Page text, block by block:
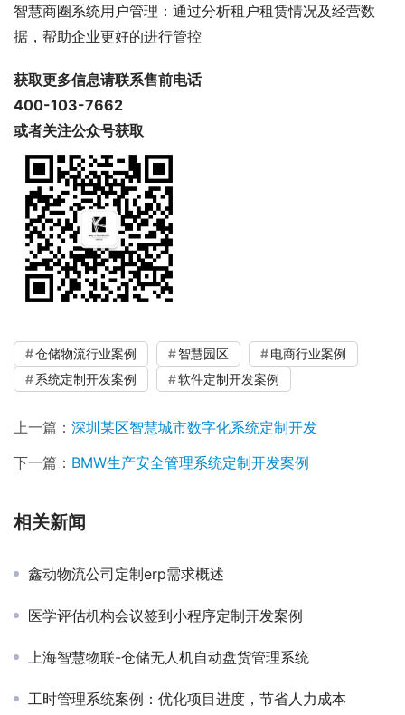
智慧商圈系统用户管理：通过分析租户租赁情况及经营数
据，帮助企业更好的进行管控
获取更多信息请联系售前电话
400-103-7662
或者关注公众号获取
仓储物流行业案例 智慧园区
电商行业案例
系统定制开发案例
软件定制开发案例
上一篇： 深圳某区智慧城市数字化系统定制开发
下一篇： BMW生产安全管理系统定制开发案例
相关新闻
鑫动物流公司定制erp需求概述
医学评估机构会议签到小程序定制开发案例
上海智慧物联-仓储无人机自动盘货管理系统
工时管理系统案例：优化项目进度，节省人力成本